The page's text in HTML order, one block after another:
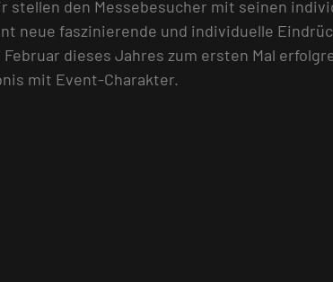
stellen den Messebesucher mit seinen
neue faszinierende und individuelle
dieses Jahres zum ersten Mal
mit Event-Charakter.